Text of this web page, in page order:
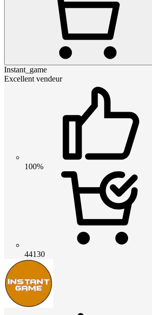
Instant_game
Excellent vendeur
100%
44130